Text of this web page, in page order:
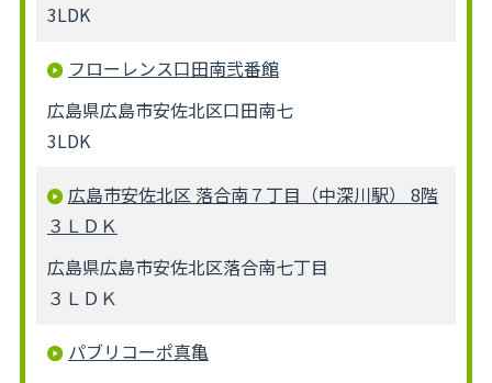
3LDK
フローレンス口田南弐番館
広島県広島市安佐北区口田南七
3LDK
広島市安佐北区 落合南７丁目（中深川駅） 8階
３ＬＤＫ
広島県広島市安佐北区落合南七丁目
３ＬＤＫ
パブリコーポ真亀